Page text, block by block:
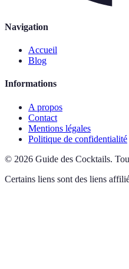
Navigation
Accueil
Blog
Informations
A propos
Contact
Mentions légales
Politique de confidentialité
© 2026 Guide des Cocktails.
Certains liens sont des liens